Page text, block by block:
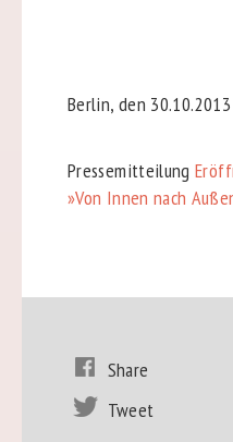
Berlin, den 30.10.2013
Pressemitteilung
»Von Innen nach
Share
Tweet